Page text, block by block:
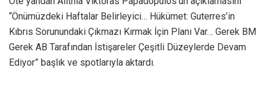
“Önümüzdeki Haftalar Belirleyici… Hükümet: Guterres’in
Kıbrıs Sorunundaki Çıkmazı Kırmak İçin Planı Var… Gerek BM
Gerek AB Tarafından İstişareler Çeşitli Düzeylerde Devam
Ediyor” başlık ve spotlarıyla aktardı.